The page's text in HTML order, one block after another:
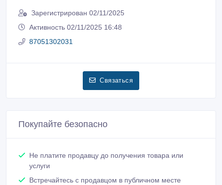
Зарегистрирован 02/11/2025
Активность 02/11/2025 16:48
87051302031
Связаться
Покупайте безопасно
Не платите продавцу до получения товара или
услуги
Встречайтесь с продавцом в публичном месте